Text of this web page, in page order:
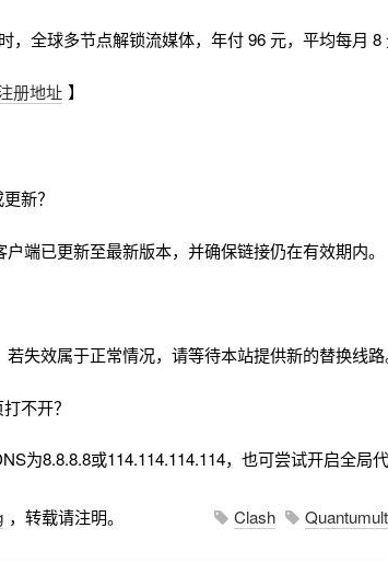
，全球多节点解锁流媒体，年付 96 元，平均每月
册地址 】
新？
端已更新至最新版本，并确保链接仍在有效期内。
失效属于正常情况，请等待本站提供新的替换线路
不开？
为8.8.8.8或114.114.114.114，也可尝试开启全局代
，转载请注明。 Clash